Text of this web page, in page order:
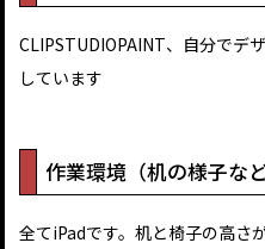
CLIPSTUDIOPAINT、自分で
しています
作業環境（机の様子な
全てiPadです。机と椅子の高さ